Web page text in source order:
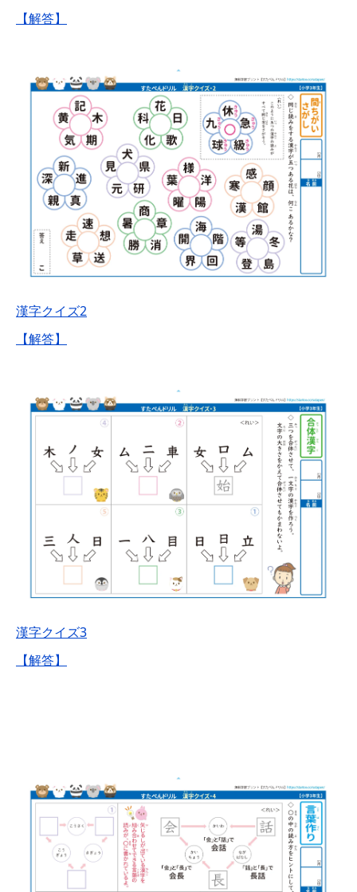
【解答】
漢字クイズ2
【解答】
漢字クイズ3
【解答】